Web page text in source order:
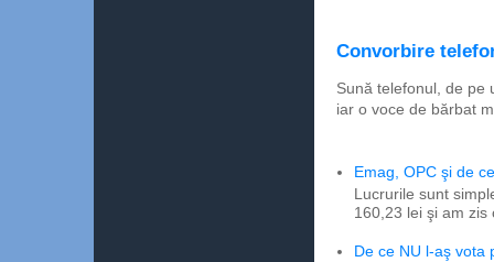
Convorbire
Sună telefonul, de pe
iar o voce de bărbat
Emag, OPC şi de
Lucrurile sunt
160,23 lei şi am
De ce NU l-aş vota